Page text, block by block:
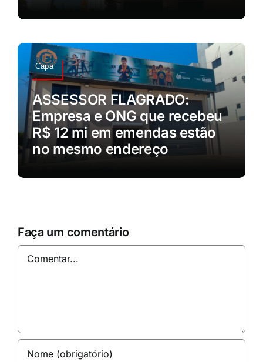
Capa
ASSESSOR FLAGRADO:
Empresa e ONG que recebeu
R$ 12 mi em emendas estão
no mesmo endereço
Faça um comentário
Comentar